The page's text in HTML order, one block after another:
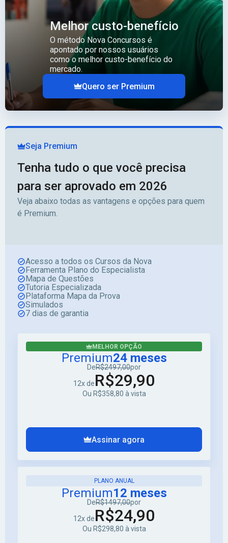
Melhor custo-benefício
O método Nova Concursos é
apontado por nossos usuários
como o melhor custo-benefício do
mercado.
Quero ser Premium
Seja Premium
Tenha tudo o que você precisa
para ser aprovado em 2026
Veja abaixo todas as vantagens e opções para quem
é Premium.
Acesso a todos os Cursos da Nova
Ferramenta Plano do Especialista
Mapa de Questões
Tutoria Especializada
Plataforma Mapa da Prova
Simulados
7 dias de garantia
MELHOR OPÇÃO
Premium24 meses
DeR$2497,00por
12x deR$29,90
Ou R$358,80 à vista
Assinar agora
PLANO ANUAL
Premium12 meses
DeR$1497,00por
12x deR$24,90
Ou R$298,80 à vista